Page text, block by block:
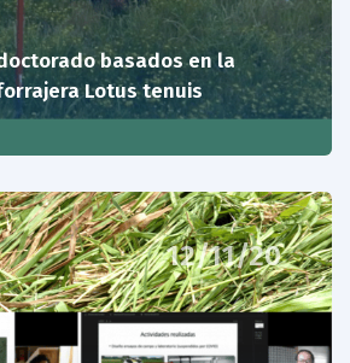
basados en la
Lotus tenuis
12/11/20